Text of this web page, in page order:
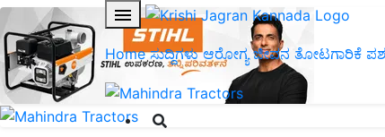
Home ಸುದ್ದಿಗಳು ಆರೋಗ್ಯ ಜೀವನ ತೋಟಗಾರಿಕೆ